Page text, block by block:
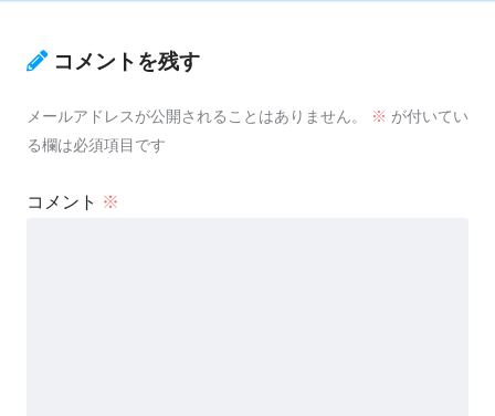
コメントを残す
メールアドレスが公開されることはありません。 ※ が付いてい
る欄は必須項目です
コメント ※